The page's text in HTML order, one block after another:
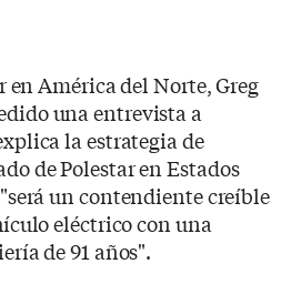
en América del Norte, Greg
una entrevista a
la estrategia de
de Polestar en Estados
un contendiente creíble
eléctrico con una
de 91 años".